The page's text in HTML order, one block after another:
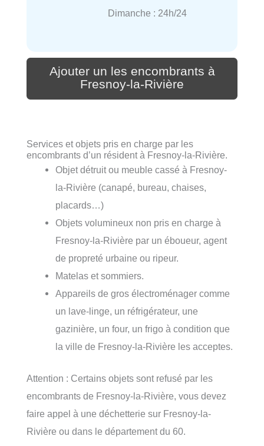
Dimanche : 24h/24
Ajouter un les encombrants à
Fresnoy-la-Rivière
Services et objets pris en charge par les
encombrants d’un résident à Fresnoy-la-Rivière.
Objet détruit ou meuble cassé à Fresnoy-
la-Rivière (canapé, bureau, chaises,
placards…)
Objets volumineux non pris en charge à
Fresnoy-la-Rivière par un éboueur, agent
de propreté urbaine ou ripeur.
Matelas et sommiers.
Appareils de gros électroménager comme
un lave-linge, un réfrigérateur, une
gazinière, un four, un frigo à condition que
la ville de Fresnoy-la-Rivière les acceptes.
Attention : Certains objets sont refusé par les
encombrants de Fresnoy-la-Rivière, vous devez
faire appel à une déchetterie sur Fresnoy-la-
Rivière ou dans le département du 60.